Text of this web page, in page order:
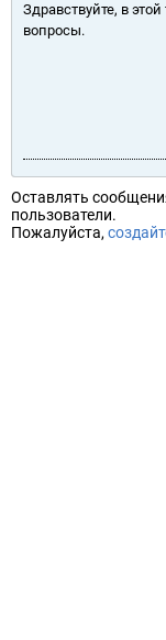
Здравствуйте, в
вопросы.
Оставлять
пользователи.
Пожалуйста,